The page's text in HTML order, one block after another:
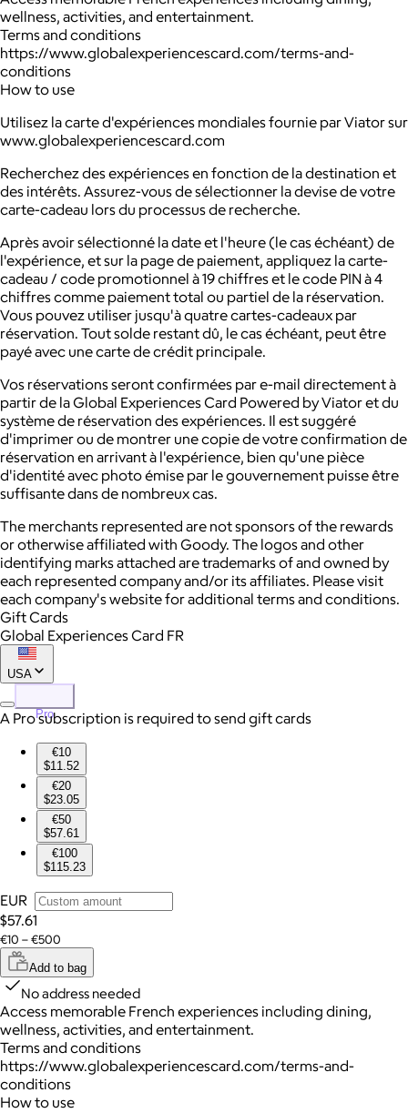
wellness, activities, and entertainment.
Terms and conditions
https://www.globalexperiencescard.com/terms-and-
conditions
How to use
Utilisez la carte d'expériences mondiales fournie par Viator sur
www.globalexperiencescard.com
Recherchez des expériences en fonction de la destination et
des intérêts. Assurez-vous de sélectionner la devise de votre
carte-cadeau lors du processus de recherche.
Après avoir sélectionné la date et l'heure (le cas échéant) de
l'expérience, et sur la page de paiement, appliquez la carte-
cadeau / code promotionnel à 19 chiffres et le code PIN à 4
chiffres comme paiement total ou partiel de la réservation.
Vous pouvez utiliser jusqu'à quatre cartes-cadeaux par
réservation. Tout solde restant dû, le cas échéant, peut être
payé avec une carte de crédit principale.
Vos réservations seront confirmées par e-mail directement à
partir de la Global Experiences Card Powered by Viator et du
système de réservation des expériences. Il est suggéré
d'imprimer ou de montrer une copie de votre confirmation de
réservation en arrivant à l'expérience, bien qu'une pièce
d'identité avec photo émise par le gouvernement puisse être
suffisante dans de nombreux cas.
The merchants represented are not sponsors of the rewards
or otherwise affiliated with Goody. The logos and other
identifying marks attached are trademarks of and owned by
each represented company and/or its affiliates. Please visit
each company's website for additional terms and conditions.
Gift Cards
Global Experiences Card FR
USA
Pro
A Pro subscription is required to send gift cards
€10
$11.52
€20
$23.05
€50
$57.61
€100
$115.23
EUR
$57.61
€10 – €500
Add to bag
No address needed
Access memorable French experiences including dining,
wellness, activities, and entertainment.
Terms and conditions
https://www.globalexperiencescard.com/terms-and-
conditions
How to use